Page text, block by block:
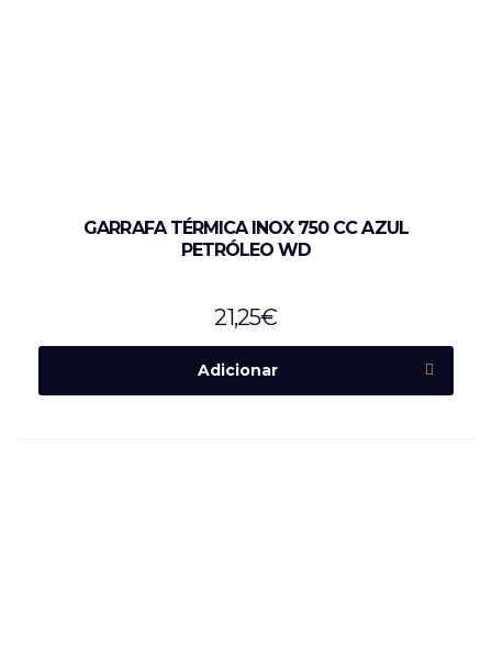
GARRAFA TÉRMICA INOX 750 CC AZUL
PETRÓLEO WD
21,25€
Adicionar